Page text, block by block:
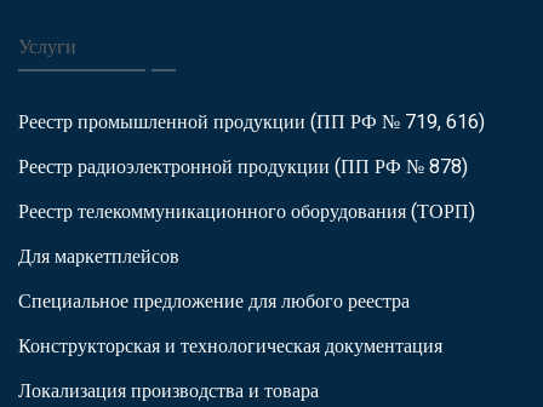
Услуги
Реестр промышленной продукции (ПП РФ № 719, 616)
Реестр радиоэлектронной продукции (ПП РФ № 878)
Реестр телекоммуникационного оборудования (ТОРП)
Для маркетплейсов
Специальное предложение для любого реестра
Конструкторская и технологическая документация
Локализация производства и товара